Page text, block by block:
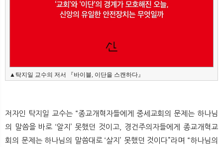
▲탁지일 교수의 저서 『바이블, 이단을 스캔하다』
저자인 탁지일 교수는 “종교개혁자들에게 중세교회의 문제는 하나님
의 말씀을 바로 ‘알지’ 못했던 것이고, 경건주의자들에게 종교개혁교
회의 문제는 하나님의 말씀대로 ‘살지’ 못했던 것이다”라며 “하나님의